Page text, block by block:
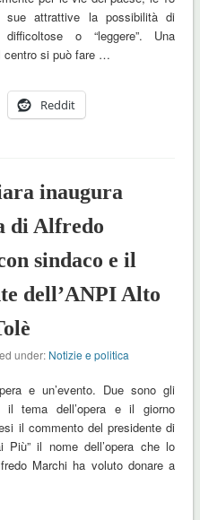
attrattive la possibilità di
o “leggere”. Una
centro si può fare …
Reddit
inaugura
di Alfredo
sindaco e il
dell’ANPI Alto
under: Notizie e politica
e un’evento. Due sono gli
il tema dell’opera e il giorno
il commento del presidente di
Più” il nome dell’opera che lo
Marchi ha voluto donare a